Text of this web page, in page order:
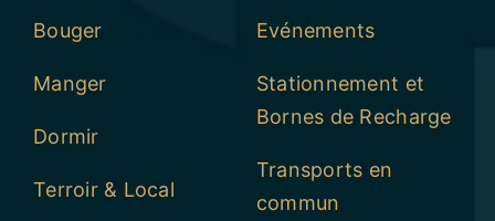
Bouger
Manger
Dormir
Terroir & Local
Evénements
Stationnement et
Bornes de Recharge
Transports en
commun